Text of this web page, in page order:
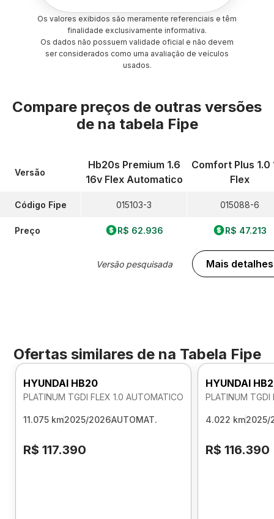
Os valores exibidos são meramente referenciais e têm
finalidade exclusivamente informativa.
Os dados não possuem validade oficial e não devem
ser considerados como uma avaliação de veículos
usados.
Compare preços de outras versões
de na tabela Fipe
Versão
Código Fipe
Preço
Hb20s Premium 1.6
16v Flex Automatico
015103-3
R$ 62.936
Versão pesquisada
Comfort Plus 1.0
Flex
015088-6
R$ 47.213
Mais detalhes
Ofertas similares de na Tabela Fipe
HYUNDAI HB20
PLATINUM TGDI FLEX 1.0 AUTOMATICO
11.075 km2025/2026AUTOMAT.
R$ 117.390
HYUNDAI
PLATINUM TGDI
4.022 km2025/
R$ 116.390